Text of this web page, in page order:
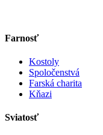
Farnosť
Kostoly
Spoločenstvá
Farská charita
Kňazi
Sviatosť